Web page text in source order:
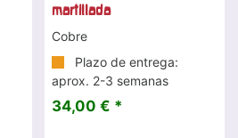
martillada
Cobre
Plazo de entrega:
aprox. 2-3 semanas
34,00 € *